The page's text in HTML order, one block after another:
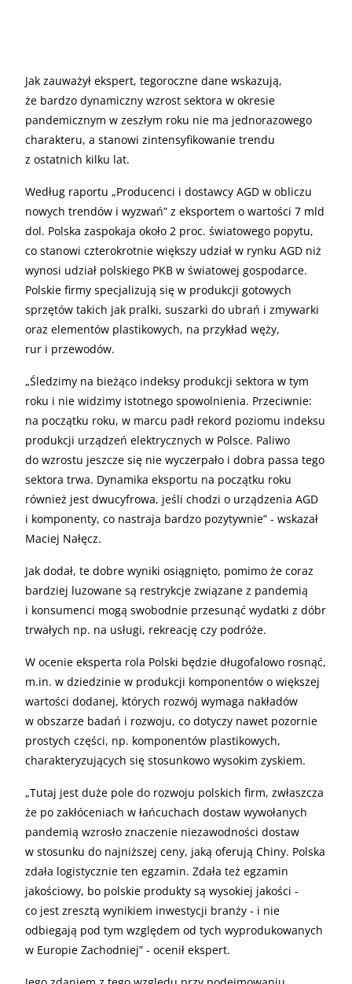
Jak zauważył ekspert, tegoroczne dane wskazują,
że bardzo dynamiczny wzrost sektora w okresie
pandemicznym w zeszłym roku nie ma jednorazowego
charakteru, a stanowi zintensyfikowanie trendu
z ostatnich kilku lat.
Według raportu „Producenci i dostawcy AGD w obliczu
nowych trendów i wyzwań” z eksportem o wartości 7 mld
dol. Polska zaspokaja około 2 proc. światowego popytu,
co stanowi czterokrotnie większy udział w rynku AGD niż
wynosi udział polskiego PKB w światowej gospodarce.
Polskie firmy specjalizują się w produkcji gotowych
sprzętów takich jak pralki, suszarki do ubrań i zmywarki
oraz elementów plastikowych, na przykład węży,
rur i przewodów.
„Śledzimy na bieżąco indeksy produkcji sektora w tym
roku i nie widzimy istotnego spowolnienia. Przeciwnie:
na początku roku, w marcu padł rekord poziomu indeksu
produkcji urządzeń elektrycznych w Polsce. Paliwo
do wzrostu jeszcze się nie wyczerpało i dobra passa tego
sektora trwa. Dynamika eksportu na początku roku
również jest dwucyfrowa, jeśli chodzi o urządzenia AGD
i komponenty, co nastraja bardzo pozytywnie” - wskazał
Maciej Nałęcz.
Jak dodał, te dobre wyniki osiągnięto, pomimo że coraz
bardziej luzowane są restrykcje związane z pandemią
i konsumenci mogą swobodnie przesunąć wydatki z dóbr
trwałych np. na usługi, rekreację czy podróże.
W ocenie eksperta rola Polski będzie długofalowo rosnąć,
m.in. w dziedzinie w produkcji komponentów o większej
wartości dodanej, których rozwój wymaga nakładów
w obszarze badań i rozwoju, co dotyczy nawet pozornie
prostych części, np. komponentów plastikowych,
charakteryzujących się stosunkowo wysokim zyskiem.
„Tutaj jest duże pole do rozwoju polskich firm, zwłaszcza
że po zakłóceniach w łańcuchach dostaw wywołanych
pandemią wzrosło znaczenie niezawodności dostaw
w stosunku do najniższej ceny, jaką oferują Chiny. Polska
zdała logistycznie ten egzamin. Zdała też egzamin
jakościowy, bo polskie produkty są wysokiej jakości -
co jest zresztą wynikiem inwestycji branży - i nie
odbiegają pod tym względem od tych wyprodukowanych
w Europie Zachodniej” - ocenił ekspert.